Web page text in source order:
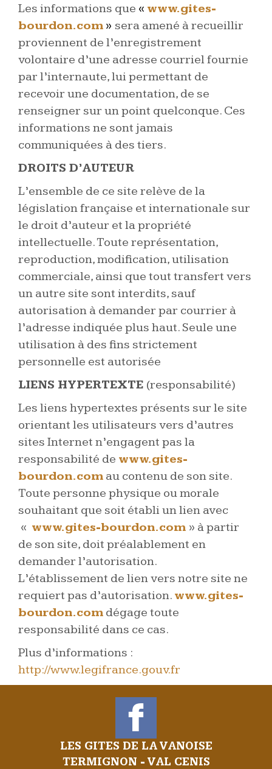
Les informations que « www.gites-
bourdon.com » sera amené à recueillir
proviennent de l’enregistrement
volontaire d’une adresse courriel fournie
par l’internaute, lui permettant de
recevoir une documentation, de se
renseigner sur un point quelconque. Ces
informations ne sont jamais
communiquées à des tiers.
DROITS D’AUTEUR
L’ensemble de ce site relève de la
législation française et internationale sur
le droit d’auteur et la propriété
intellectuelle. Toute représentation,
reproduction, modification, utilisation
commerciale, ainsi que tout transfert vers
un autre site sont interdits, sauf
autorisation à demander par courrier à
l’adresse indiquée plus haut. Seule une
utilisation à des fins strictement
personnelle est autorisée
LIENS HYPERTEXTE (responsabilité)
Les liens hypertextes présents sur le site
orientant les utilisateurs vers d’autres
sites Internet n’engagent pas la
responsabilité de www.gites-
bourdon.com au contenu de son site.
Toute personne physique ou morale
souhaitant que soit établi un lien avec
« www.gites-bourdon.com » à partir
de son site, doit préalablement en
demander l’autorisation.
L’établissement de lien vers notre site ne
requiert pas d’autorisation. www.gites-
bourdon.com dégage toute
responsabilité dans ce cas.
Plus d’informations :
http://www.legifrance.gouv.fr
LES GITES DE LA VANOISE
TERMIGNON - VAL CENIS